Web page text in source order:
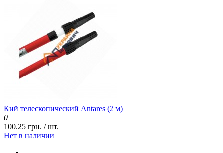
Кий телескопический Antares (2 м)
0
100.25 грн. / шт.
Нет в наличии